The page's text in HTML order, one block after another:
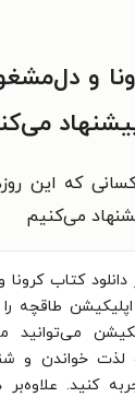
و
که این
می‌کنیم
دانلود کتاب
طاقچه
می‌توانید
خواندن و
کنید.